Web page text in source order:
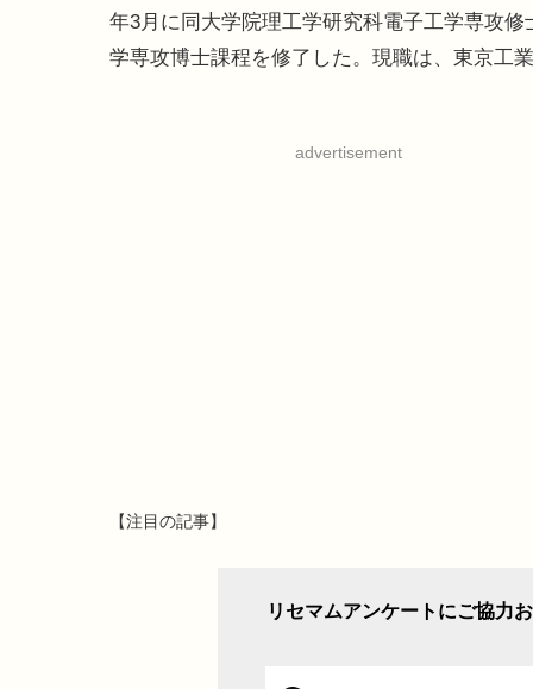
年3月に同大学院理工学研究科電子工学専攻
学専攻博士課程を修了した。現職は、東京工
advertisement
【注目の記事】
リセマムアンケートにご協力